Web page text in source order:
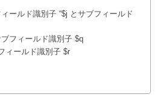
ールド識別子 “$j とサブフィールド
フィールド識別子 $q
ィールド識別子 $r